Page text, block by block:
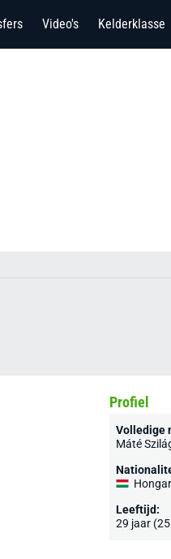
Video's Kelderklasse
Profiel
Volledige
Máté
Leeftijd:
29 jaar